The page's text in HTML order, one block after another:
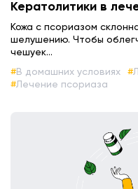
Кератолитики в
Кожа с псориазом
шелушению. Чтобы
чешуек...
В домашних условиях
Лечение псориаза